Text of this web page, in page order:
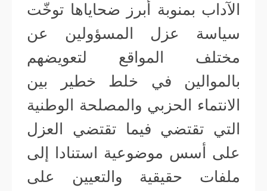
الآداب بمنوبة أبرز ضحاياها توخّت
سياسة عزل المسؤولين عن
مختلف المواقع لتعويضهم
بالموالين في خلط خطير بين
الانتماء الحزبي والمصلحة الوطنية
التي تقتضي فيما تقتضي العزل
على أسس موضوعية استنادا إلى
ملفات حقيقية والتعيين على